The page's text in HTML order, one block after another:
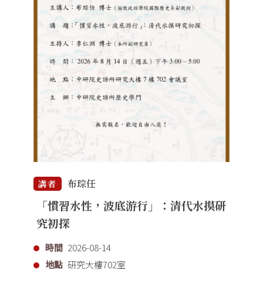
講者 布琮任
「慣習水性，波底游行」：清代水摸研
究初探
時間 2026-08-14
地點 研究大樓702室